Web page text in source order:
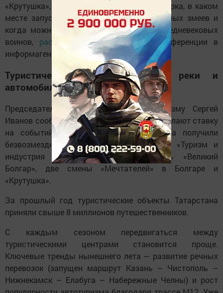
«Крутушка», где состоится Спасская ярмарка, в каком
месте запустят сразу полтысячи воздушных змеев и
когда можно будет увидеть сражения средневековых
воинов, рассказали
участники пресс-конференции в
информагентстве «Татар-информ».
Туристические тренды сезона: реки и
автомобили
Председатель Госкомитета РТ по туризму Сергей
Иванов сообщил, что власти республики делают ставку
на событийный туризм. Четыре проекта получили
безвозмездные субсидии по нацпроекту «Туризм и
индустрия гостеприимства»: фестиваль «Великий
Болгар», две смены «Мечтателей» в Болгаре и
«Крутушка».
За прошлый год туристические объекты Татарстана
приняли свыше 8 миллионов путешественников.
С каждым сезоном передвигаться между
туристическими центрами становится проще.
Ключевые тренды нынешнего лета — развитие речных
перевозок (запущен маршрут Казань – Чистополь –
Нижнекамск – Елабуга – Набережные Челны) и рост